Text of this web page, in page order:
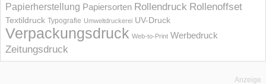
Papierherstellung Papiersorten Rollendruck Rollenoffset
Textildruck Typografie Umweltdruckerei UV-Druck
Verpackungsdruck Web-to-Print Werbedruck
Zeitungsdruck
Anzeige